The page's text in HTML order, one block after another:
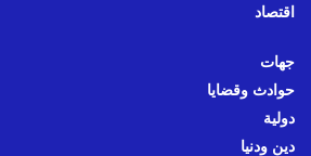
اقتصاد
جهات
حوادث وقضايا
دولية
دين ودنيا